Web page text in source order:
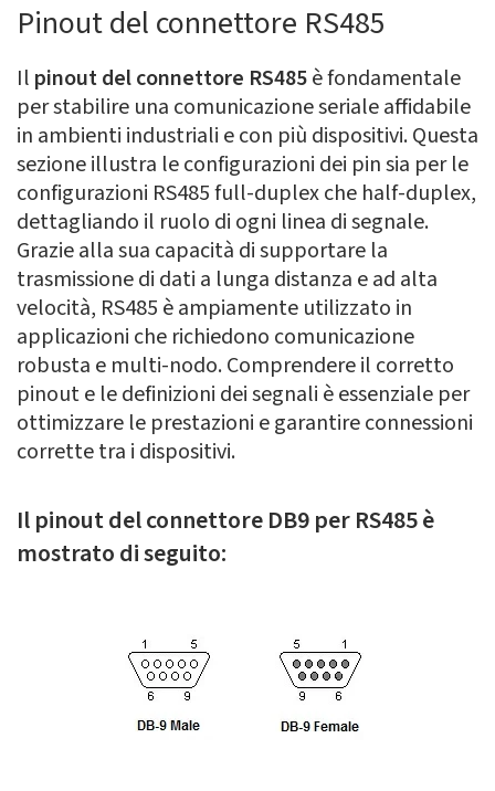
Pinout del connettore RS485
Il pinout del connettore RS485è fondamentale
per stabilire una comunicazione seriale affidabile
in ambienti industriali e con più dispositivi. Questa
sezione illustra le configurazioni dei pin sia per le
configurazioni RS485 full-duplex che half-duplex,
dettagliando il ruolo di ogni linea di segnale.
Grazie alla sua capacità di supportare la
trasmissione di dati a lunga distanza e ad alta
velocità, RS485 è ampiamente utilizzato in
applicazioni che richiedono comunicazione
robusta e multi-nodo. Comprendere il corretto
pinout e le definizioni dei segnali è essenziale per
ottimizzare le prestazioni e garantire connessioni
corrette tra i dispositivi.
Il pinout del connettore DB9 per RS485 è
mostrato di seguito: